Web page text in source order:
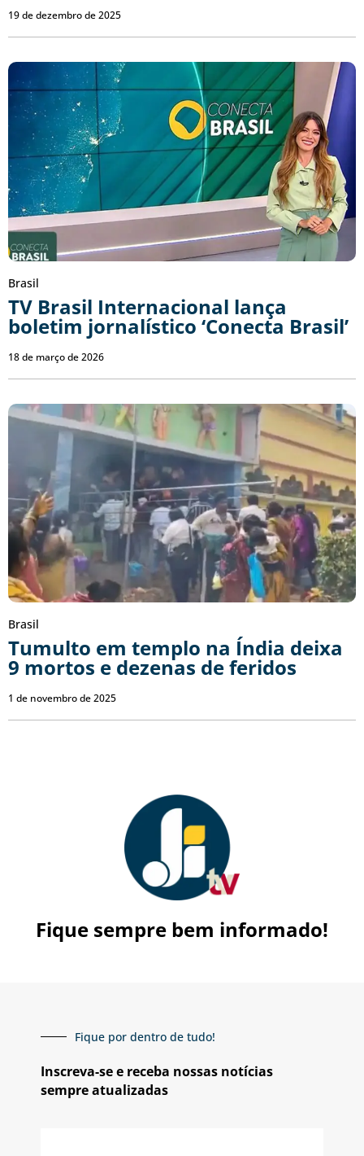
19 de dezembro de 2025
Brasil
TV Brasil Internacional lança
boletim jornalístico ‘Conecta Brasil’
18 de março de 2026
Brasil
Tumulto em templo na Índia deixa
9 mortos e dezenas de feridos
1 de novembro de 2025
Fique sempre bem informado!
Fique por dentro de tudo!
Inscreva-se e receba nossas notícias
sempre atualizadas